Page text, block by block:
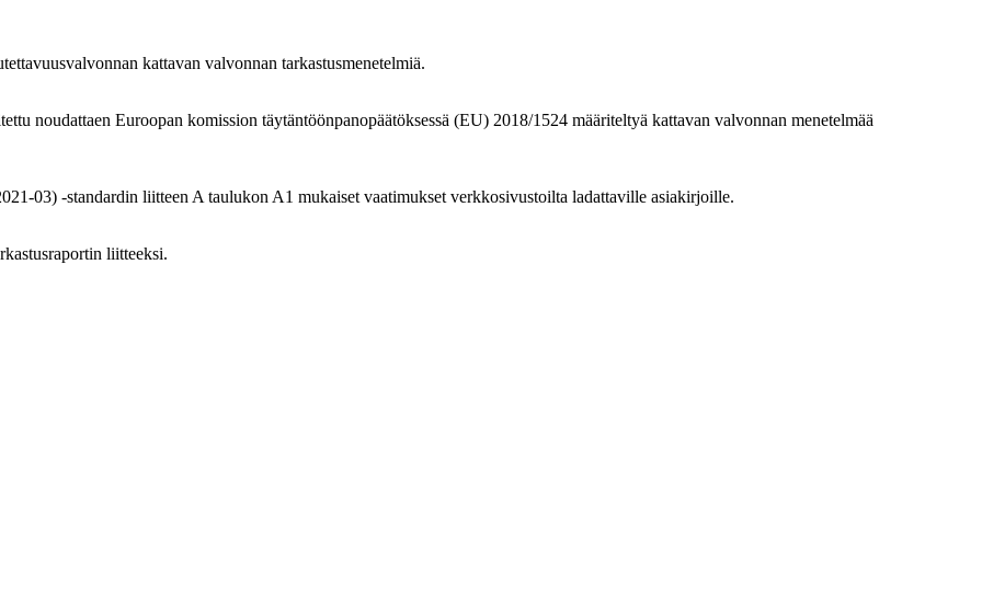
kattavan valvonnan tarkastusmenetelmiä.
noudattaen Euroopan komission täytäntöönpanopäätöksessä (EU) 2018/1524 määriteltyä kattavan valvonnan menetelmää
03) -standardin liitteen A taulukon A1 mukaiset vaatimukset verkkosivustoilta ladattaville asiakirjoille.
liitteeksi.